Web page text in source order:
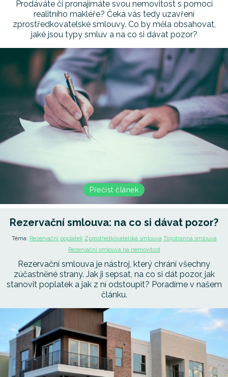
Prodáváte či pronajímáte svou nemovitost s pomocí
realitního makléře? Čeká vás tedy uzavření
zprostředkovatelské smlouvy. Co by měla obsahovat,
jaké jsou typy smluv a na co si dávat pozor?
Přečíst článek
Rezervační smlouva: na co si dávat pozor?
Téma: Rezervační poplatek Zprostředkovatelská smlouva Trojstranná smlouva
Rezervační smlouva na nemovitost
Rezervační smlouva je nástroj, který chrání všechny
zúčastněné strany. Jak ji sepsat, na co si dát pozor, jak
stanovit poplatek a jak z ní odstoupit? Poradíme v našem
článku.